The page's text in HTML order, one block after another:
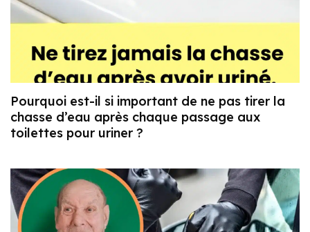
Pourquoi est-il si important de ne pas tirer la
chasse d’eau après chaque passage aux
toilettes pour uriner ?